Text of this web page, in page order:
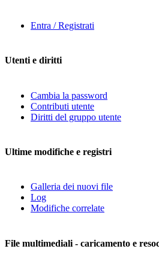
Entra / Registrati
Utenti e diritti
Cambia la password
Contributi utente
Diritti del gruppo utente
Ultime modifiche e registri
Galleria dei nuovi file
Log
Modifiche correlate
File multimediali - caricamento e